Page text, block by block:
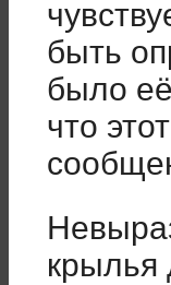
быть
было
что
крылья